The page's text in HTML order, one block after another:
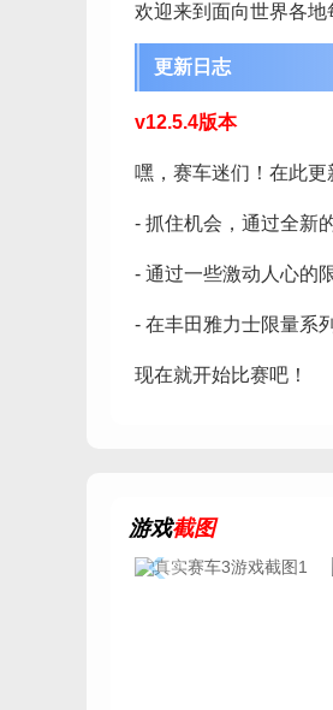
欢迎来到面向世界各地
更新日志
v12.5.4版本
嘿，赛车迷们！在此更
- 抓住机会，通过全新
- 通过一些激动人心的
- 在丰田雅力士限量系
现在就开始比赛吧！
游戏截图